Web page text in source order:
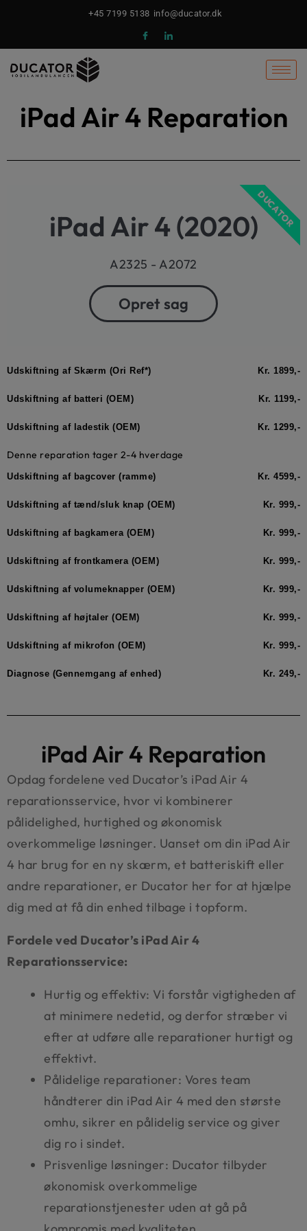
indholdet
+45 7199 5138 info@ducator.dk
iPad Air 4 Reparation
iPad Air 4 (2020)
A2325 - A2072
Opret sag
DUCATOR
Udskiftning af Skærm (Ori Ref*) Kr. 1899,-
Udskiftning af batteri (OEM) Kr. 1199,-
Udskiftning af ladestik (OEM) Kr. 1299,-
Denne reparation tager 2-4 hverdage
Udskiftning af bagcover (ramme) Kr. 4599,-
Udskiftning af tænd/sluk knap (OEM) Kr. 999,-
Udskiftning af bagkamera (OEM) Kr. 999,-
Udskiftning af frontkamera (OEM) Kr. 999,-
Udskiftning af volumeknapper (OEM) Kr. 999,-
Udskiftning af højtaler (OEM) Kr. 999,-
Udskiftning af mikrofon (OEM) Kr. 999,-
Diagnose (Gennemgang af enhed) Kr. 249,-
iPad Air 4 Reparation
Opdag fordelene ved Ducator’s iPad Air 4
reparationsservice, hvor vi kombinerer
pålidelighed, hurtighed og økonomisk
overkommelige løsninger. Uanset om din iPad Air
4 har brug for en ny skærm, et batteriskift eller
andre reparationer, er Ducator her for at hjælpe
dig med at få din enhed tilbage i topform.
Fordele ved Ducator’s iPad Air 4
Reparationsservice:
Hurtig og effektiv: Vi forstår vigtigheden af
at minimere nedetid, og derfor stræber vi
efter at udføre alle reparationer hurtigt og
effektivt.
Pålidelige reparationer: Vores team
håndterer din iPad Air 4 med den største
omhu, sikrer en pålidelig service og giver
dig ro i sindet.
Prisvenlige løsninger: Ducator tilbyder
økonomisk overkommelige
reparationstjenester uden at gå på